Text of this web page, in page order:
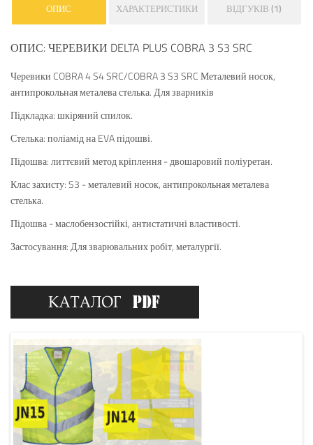
ОПИС ХАРАКТЕРИСТИКИ ВІДГУКІВ (1)
ОПИС: ЧЕРЕВИКИ DELTA PLUS COBRA 3 S3 SRC
Черевики COBRA 4 S4 SRC/COBRA 3 S3 SRC ​Металевий носок,
антипрокольная металева стелька. Для зварників
Підкладка: шкіряний спилок.
Стелька: поліамід на EVA підошві.
Підошва: литтєвий метод кріплення - двошаровий поліуретан.
Клас захисту: S3 - ​​металевий носок, антипрокольная металева
стелька.
Підошва - маслобензостійкі, антистатичні властивості.
Застосування: Для зварювальних робіт, металургії.